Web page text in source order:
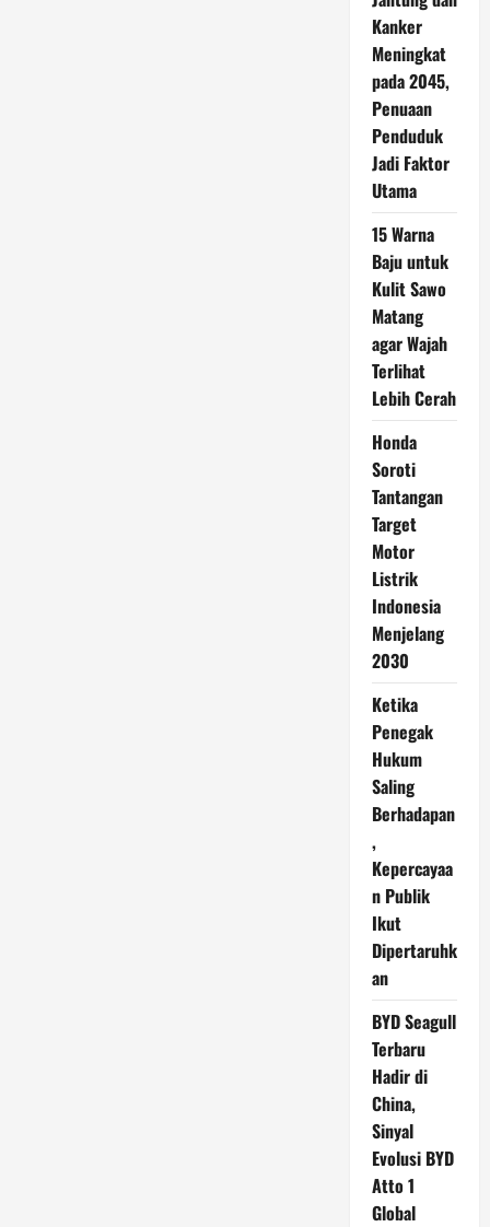
Kanker
Meningkat
pada 2045,
Penuaan
Penduduk
Jadi Faktor
Utama
15 Warna
Baju untuk
Kulit Sawo
Matang
agar Wajah
Terlihat
Lebih Cerah
Honda
Soroti
Tantangan
Target
Motor
Listrik
Indonesia
Menjelang
2030
Ketika
Penegak
Hukum
Saling
Berhadapan
,
Kepercayaa
n Publik
Ikut
Dipertaruhk
an
BYD Seagull
Terbaru
Hadir di
China,
Sinyal
Evolusi BYD
Atto 1
Global